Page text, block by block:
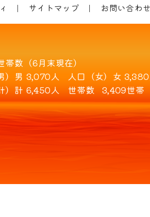
サイトマップ お問い合わせ
帯数（6月末現在）
男 3,070人 人口（女） 女
計 6,450人 世帯数 3,409世帯